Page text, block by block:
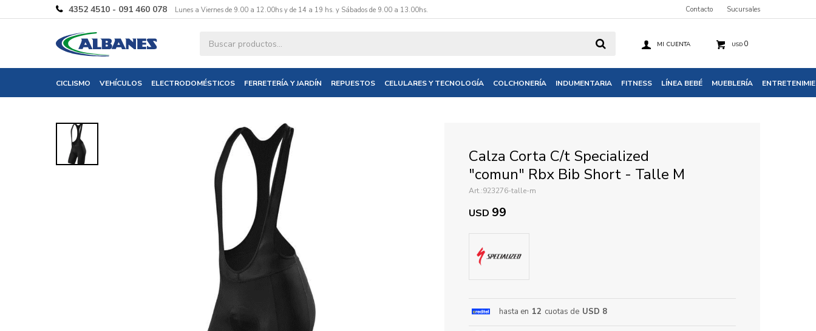
CICLISMO VEHÍCULOS ELECTRODOMÉSTICOS FERRETERÍA Y JARDÍN REPUESTOS CELULARES Y TECNOLOGÍA COLCHONERÍA INDUMENTARIA FITNESS LÍNEA BEBÉ MUEBLERÍA
USD 0
4352 4510 - 091 460 078 Lunes a Viernes de 9.00 a 12.00hs y de 14 a 19 hs. y Sábados de 9.00 a 13.00hs. Contacto Sucursales
Calza Corta C/t Specialized
"comun" Rbx Bib Short - Talle M
923276-talle-m
USD 99
hasta en 12 cuotas de USD 8
Ingresa tus datos y te informaremos cuando tengamos stock disponible.
Correo electrónico
Teléfono
Mensaje